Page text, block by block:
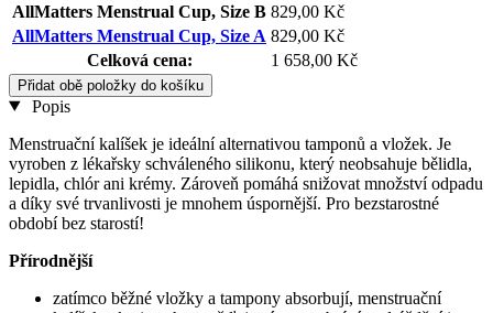
AllMatters Menstrual Cup, Size B 829,00 Kč
AllMatters Menstrual Cup, Size A 829,00 Kč
Celková cena:
1 658,00 Kč
Přidat obě položky do košíku
Popis
Menstruační kalíšek je ideální alternativou tamponů a vložek. Je
vyroben z lékařsky schváleného silikonu, který neobsahuje bělidla,
lepidla, chlór ani krémy. Zároveň pomáhá snižovat množství odpadu
a díky své trvanlivosti je mnohem úspornější. Pro bezstarostné
období bez starostí!
Přírodnější
zatímco běžné vložky a tampony absorbují, menstruační